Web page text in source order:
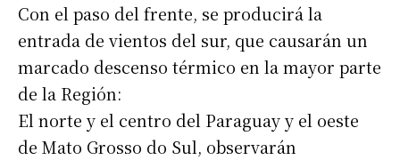
Con el paso del frente, se producirá la
entrada de vientos del sur, que causarán un
marcado descenso térmico en la mayor parte
de la Región:
El norte y el centro del Paraguay y el oeste
de Mato Grosso do Sul, observarán